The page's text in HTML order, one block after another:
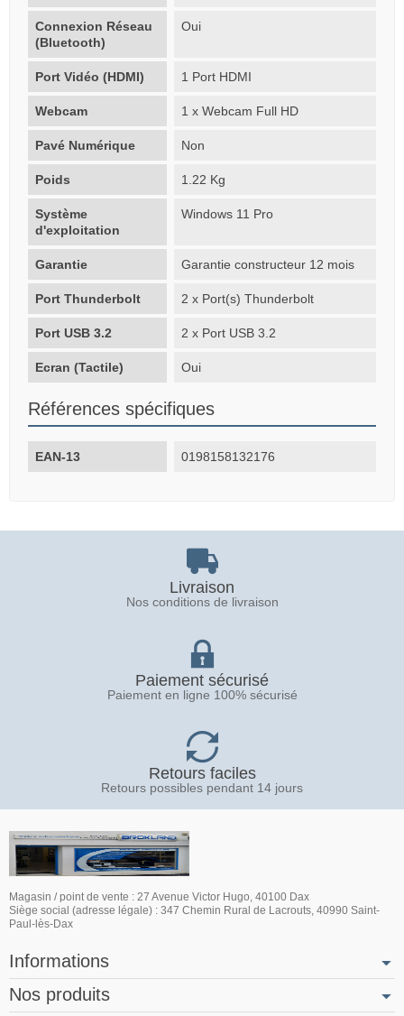
Connexion Réseau
(Bluetooth)
Oui
Port Vidéo (HDMI) 1 Port HDMI
Webcam 1 x Webcam Full HD
Pavé Numérique Non
Poids 1.22 Kg
Système
d'exploitation
Windows 11 Pro
Garantie Garantie constructeur 12 mois
Port Thunderbolt 2 x Port(s) Thunderbolt
Port USB 3.2 2 x Port USB 3.2
Ecran (Tactile) Oui
Références spécifiques
EAN-13 0198158132176
Livraison
Nos conditions de livraison
Paiement sécurisé
Paiement en ligne 100% sécurisé
Retours faciles
Retours possibles pendant 14 jours
Magasin / point de vente : 27 Avenue Victor Hugo, 40100 Dax
Siège social (adresse légale) : 347 Chemin Rural de Lacrouts, 40990 Saint-
Paul-lès-Dax
Informations
Nos produits